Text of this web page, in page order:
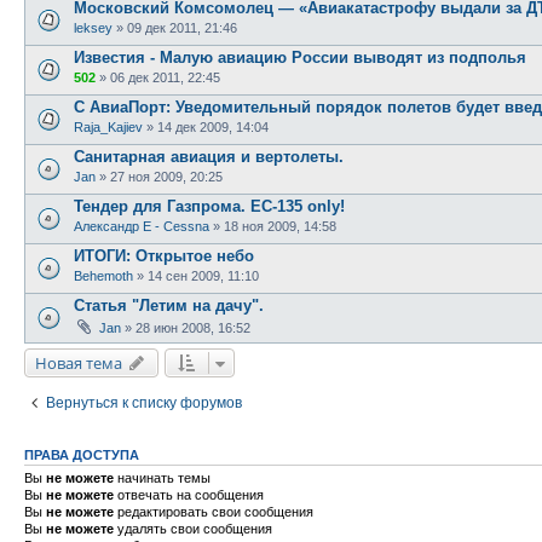
Московский Комсомолец — «Авиакатастрофу выдали за
leksey » 09 дек 2011, 21:46
Известия - Малую авиацию России выводят из подполья
502 » 06 дек 2011, 22:45
С АвиаПорт: Уведомительный порядок полетов будет
Raja_Kajiev » 14 дек 2009, 14:04
Санитарная авиация и вертолеты.
Jan » 27 ноя 2009, 20:25
Тендер для Газпрома. EC-135 only!
Александр E - Cessna » 18 ноя 2009, 14:58
ИТОГИ: Открытое небо
Behemoth » 14 сен 2009, 11:10
Статья "Летим на дачу".
Jan » 28 июн 2008, 16:52
Новая тема
Вернуться к списку форумов
ПРАВА ДОСТУПА
Вы не можете начинать темы
Вы не можете отвечать на сообщения
Вы не можете редактировать свои сообщения
Вы не можете удалять свои сообщения